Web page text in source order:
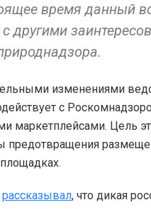
время данный
другими
изменениями
с
маркетплейсами. Цель
рассказывал, что дикая